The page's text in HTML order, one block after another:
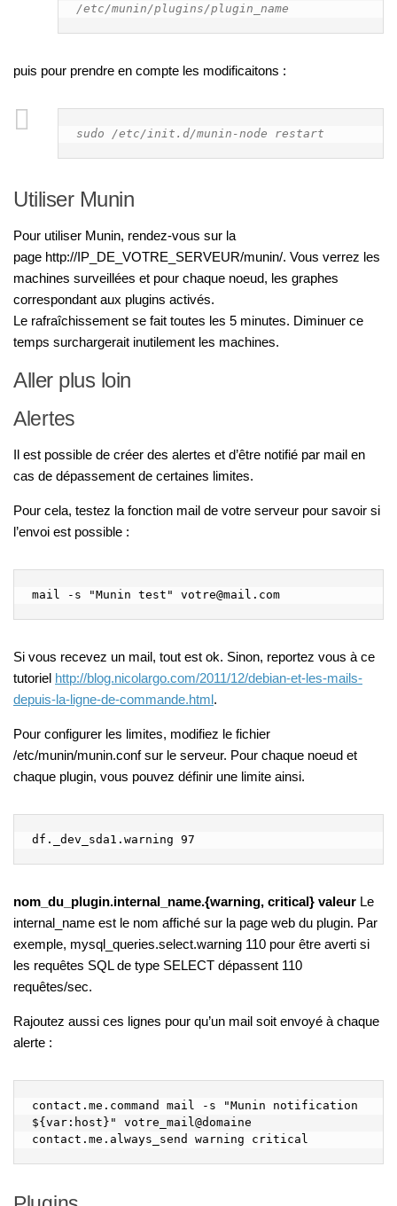
/etc/munin/plugins/plugin_name
puis pour prendre en compte les modificaitons :
sudo /etc/init.d/munin-node restart
Utiliser Munin
Pour utiliser Munin, rendez-vous sur la
page http://IP_DE_VOTRE_SERVEUR/munin/. Vous verrez les
machines surveillées et pour chaque noeud, les graphes
correspondant aux plugins activés.
Le rafraîchissement se fait toutes les 5 minutes. Diminuer ce
temps surchargerait inutilement les machines.
Aller plus loin
Alertes
Il est possible de créer des alertes et d’être notifié par mail en
cas de dépassement de certaines limites.
Pour cela, testez la fonction mail de votre serveur pour savoir si
l’envoi est possible :
mail -s "Munin test" votre@mail.com
Si vous recevez un mail, tout est ok. Sinon, reportez vous à ce
tutoriel http://blog.nicolargo.com/2011/12/debian-et-les-mails-
depuis-la-ligne-de-commande.html.
Pour configurer les limites, modifiez le fichier
/etc/munin/munin.conf sur le serveur. Pour chaque noeud et
chaque plugin, vous pouvez définir une limite ainsi.
df._dev_sda1.warning 97
nom_du_plugin.internal_name.{warning, critical} valeur Le
internal_name est le nom affiché sur la page web du plugin. Par
exemple, mysql_queries.select.warning 110 pour être averti si
les requêtes SQL de type SELECT dépassent 110
requêtes/sec.
Rajoutez aussi ces lignes pour qu’un mail soit envoyé à chaque
alerte :
contact.me.command mail -s "Munin notification
${var:host}" votre_mail@domaine
contact.me.always_send warning critical